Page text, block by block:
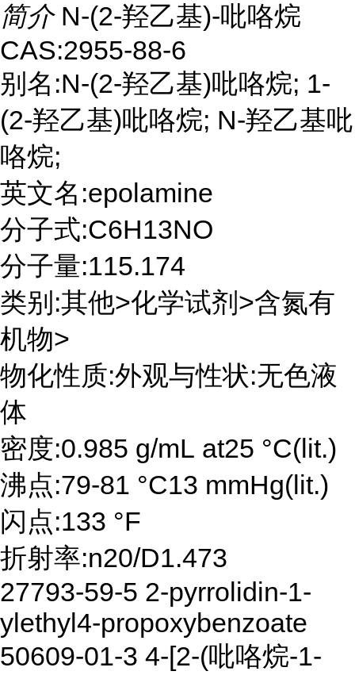
简介 N-(2-羟乙基)-吡咯烷
CAS:2955-88-6
别名:N-(2-羟乙基)吡咯烷; 1-
(2-羟乙基)吡咯烷; N-羟乙基吡
咯烷;
英文名:epolamine
分子式:C6H13NO
分子量:115.174
类别:其他>化学试剂>含氮有
机物>
物化性质:外观与性状:无色液
体
密度:0.985 g/mL at25 °C(lit.)
沸点:79-81 °C13 mmHg(lit.)
闪点:133 °F
折射率:n20/D1.473
27793-59-5 2-pyrrolidin-1-
ylethyl4-propoxybenzoate
50609-01-3 4-[2-(吡咯烷-1-